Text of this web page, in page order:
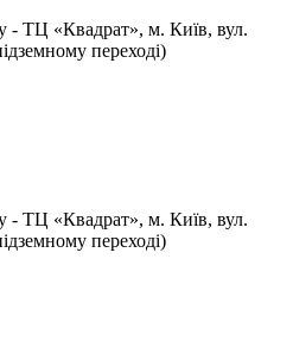
- ТЦ «Квадрат», м. Київ, вул.
переході)
- ТЦ «Квадрат», м. Київ, вул.
переході)